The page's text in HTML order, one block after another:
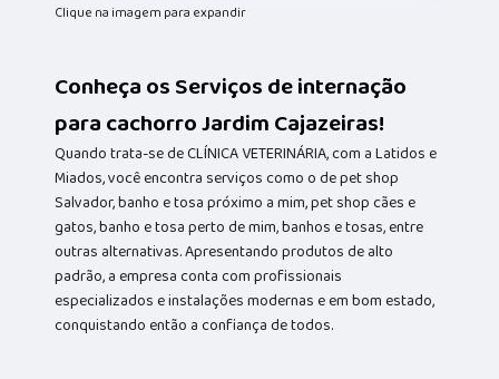
Clique na imagem para expandir
Conheça os Serviços de internação
para cachorro Jardim Cajazeiras!
Quando trata-se de CLÍNICA VETERINÁRIA, com a Latidos e
Miados, você encontra serviços como o de pet shop
Salvador, banho e tosa próximo a mim, pet shop cães e
gatos, banho e tosa perto de mim, banhos e tosas, entre
outras alternativas. Apresentando produtos de alto
padrão, a empresa conta com profissionais
especializados e instalações modernas e em bom estado,
conquistando então a confiança de todos.